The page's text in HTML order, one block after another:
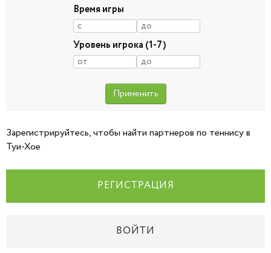
Время игры
Уровень игрока (1-7)
Зарегистрируйтесь, чтобы найти партнеров по теннису в
Туи-Хое
РЕГИСТРАЦИЯ
ВОЙТИ